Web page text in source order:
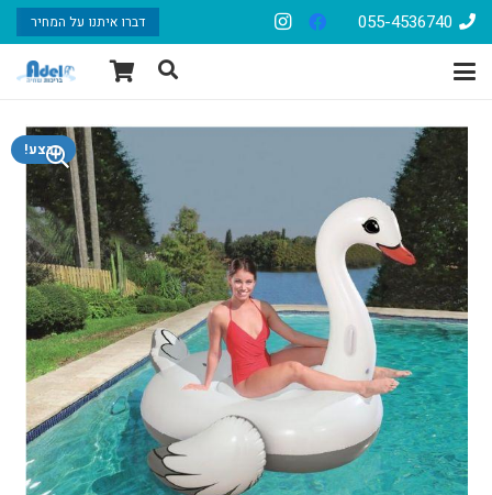
055-4536740 דברו איתנו על המחיר
מבצע!